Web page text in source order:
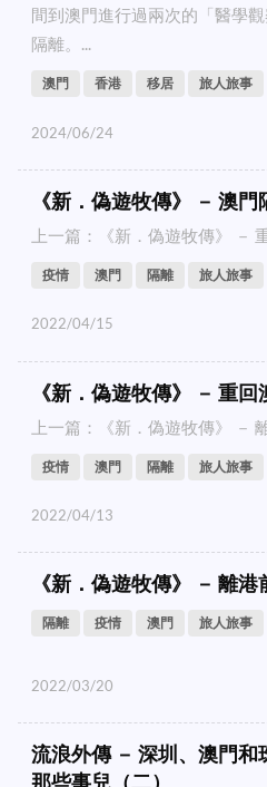
間到澳門進行過兩次的「醫學
隔離。...
澳門 香港 移居 旅人旅事
2024/06/24
《新．偽遊牧傳》 － 澳
上一篇：《新．偽遊牧傳》 －
疫情 澳門 隔離 旅人旅事
2022/04/15
《新．偽遊牧傳》 － 重
上一篇：《新．偽遊牧傳》 －
疫情 澳門 隔離 旅人旅事
2022/04/13
《新．偽遊牧傳》 － 離港
隔離 疫情 澳門 旅人旅事
2022/03/20
流浪外傳 － 深圳、澳門和
那些事兒（二）